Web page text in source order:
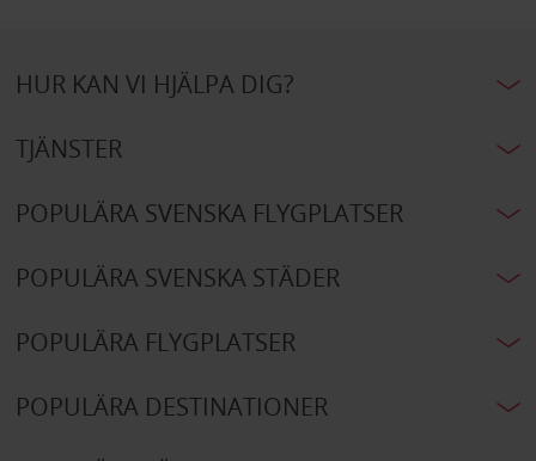
HUR KAN VI HJÄLPA DIG?
TJÄNSTER
POPULÄRA SVENSKA FLYGPLATSER
POPULÄRA SVENSKA STÄDER
POPULÄRA FLYGPLATSER
POPULÄRA DESTINATIONER